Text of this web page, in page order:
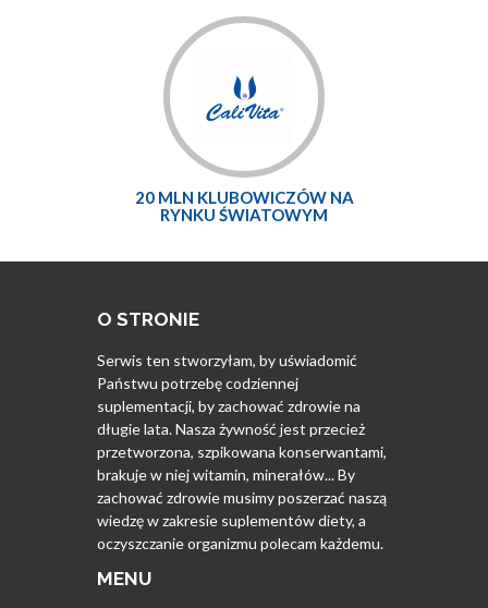
20 MLN KLUBOWICZÓW NA
RYNKU ŚWIATOWYM
O STRONIE
Serwis ten stworzyłam, by uświadomić
Państwu potrzebę codziennej
suplementacji, by zachować zdrowie na
długie lata. Nasza żywność jest przecież
przetworzona, szpikowana konserwantami,
brakuje w niej witamin, minerałów... By
zachować zdrowie musimy poszerzać naszą
wiedzę w zakresie suplementów diety, a
oczyszczanie organizmu polecam każdemu.
MENU